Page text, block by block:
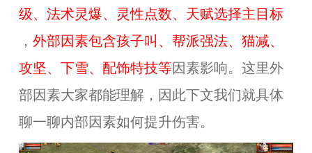
级、法术灵爆、灵性点数、天赋选择主目标
， 外部因素包含孩子叫、帮派强法、猫减、
攻坚、下雪、配饰特技等因素影响。这里外
部因素大家都能理解，因此下文我们就具体
聊一聊内部因素如何提升伤害。